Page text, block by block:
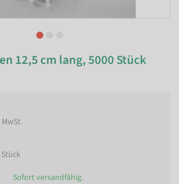
12,5 cm lang, 5000 Stück
Sofort versandfähig.